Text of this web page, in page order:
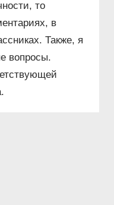
то
в
Также, я
вопросы.